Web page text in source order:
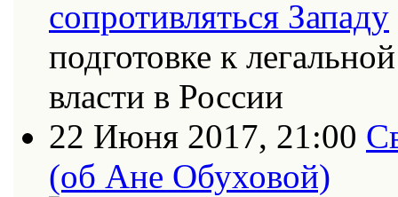
подготовке к
власти в России
22 Июня 2017, 21:00
(об Ане Обуховой)